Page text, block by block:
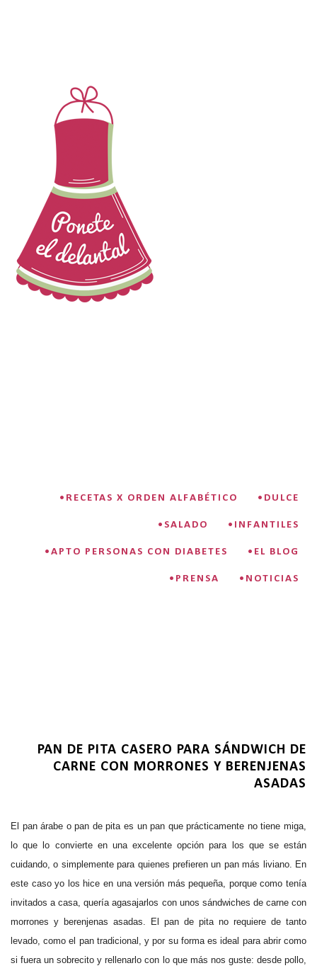
•RECETAS X ORDEN ALFABÉTICO •DULCE
•SALADO •INFANTILES
•APTO PERSONAS CON DIABETES •EL BLOG
•PRENSA •NOTICIAS
PAN DE PITA CASERO PARA SÁNDWICH DE
CARNE CON MORRONES Y BERENJENAS
ASADAS
El pan árabe o pan de pita es un pan que prácticamente no tiene miga,
lo que lo convierte en una excelente opción para los que se están
cuidando, o simplemente para quienes prefieren un pan más liviano. En
este caso yo los hice en una versión más pequeña, porque como tenía
invitados a casa, quería agasajarlos con unos sándwiches de carne con
morrones y berenjenas asadas. El pan de pita no requiere de tanto
levado, como el pan tradicional, y por su forma es ideal para abrir como
si fuera un sobrecito y rellenarlo con lo que más nos guste: desde pollo,